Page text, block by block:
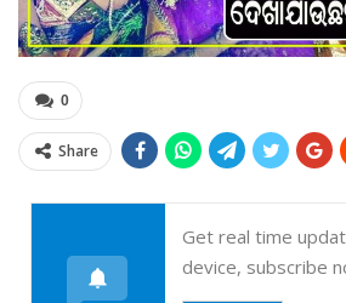
0
Share
Get real time
device, subscribe